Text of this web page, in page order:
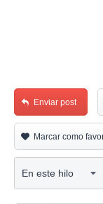
Enviar post
Marcar como